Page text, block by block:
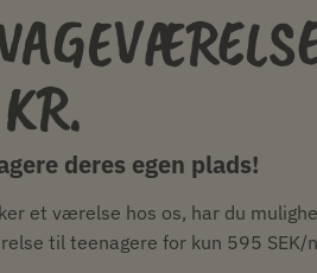
deres egen plads!
et værelse hos os, har du
til teenagere for kun 595 SEK/